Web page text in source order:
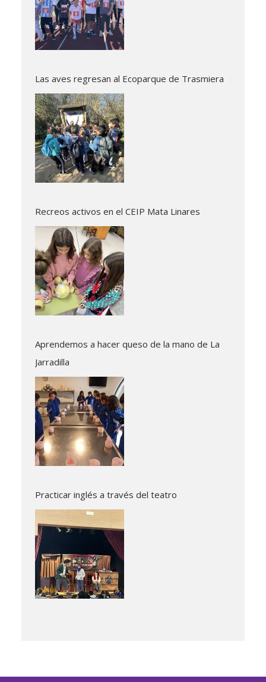
Las aves regresan al Ecoparque de Trasmiera
Recreos activos en el CEIP Mata Linares
Aprendemos a hacer queso de la mano de La
Jarradilla
Practicar inglés a través del teatro